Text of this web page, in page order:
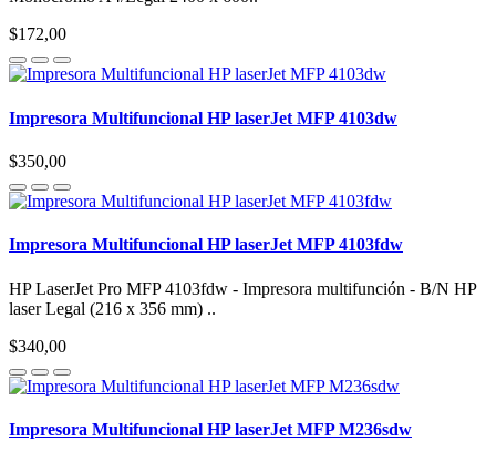
$172,00
Impresora Multifuncional HP laserJet MFP 4103dw
$350,00
Impresora Multifuncional HP laserJet MFP 4103fdw
HP LaserJet Pro MFP 4103fdw - Impresora multifunción - B/N HP
laser Legal (216 x 356 mm) ..
$340,00
Impresora Multifuncional HP laserJet MFP M236sdw